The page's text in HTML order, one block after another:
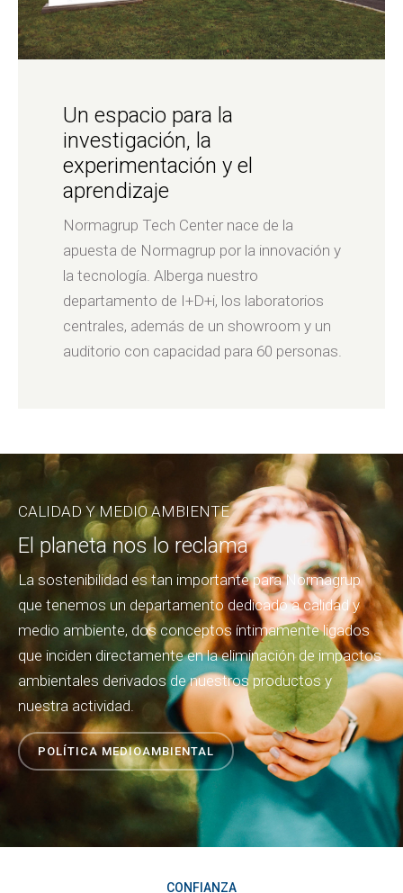
Un espacio para la
investigación, la
experimentación y el
aprendizaje
Normagrup Tech Center nace de la
apuesta de Normagrup por la innovación y
la tecnología. Alberga nuestro
departamento de I+D+i, los laboratorios
centrales, además de un showroom y un
auditorio con capacidad para 60 personas.
CALIDAD Y MEDIO AMBIENTE
El planeta nos lo reclama
La sostenibilidad es tan importante para Normagrup
que tenemos un departamento dedicado a calidad y
medio ambiente, dos conceptos íntimamente ligados
que inciden directamente en la eliminación de impactos
ambientales derivados de nuestros productos y
nuestra actividad.
POLÍTICA MEDIOAMBIENTAL
CONFIANZA